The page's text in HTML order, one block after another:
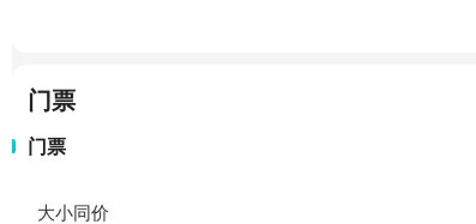
门票
门票
大小同价